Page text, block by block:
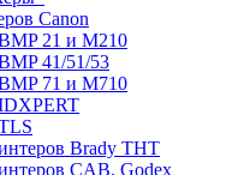
Canon
21 и M210
41/51/53
71 и M710
Brady THT
CAB, Godex